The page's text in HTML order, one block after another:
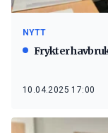
NYTT
Frykter
10.04.2025 17:00